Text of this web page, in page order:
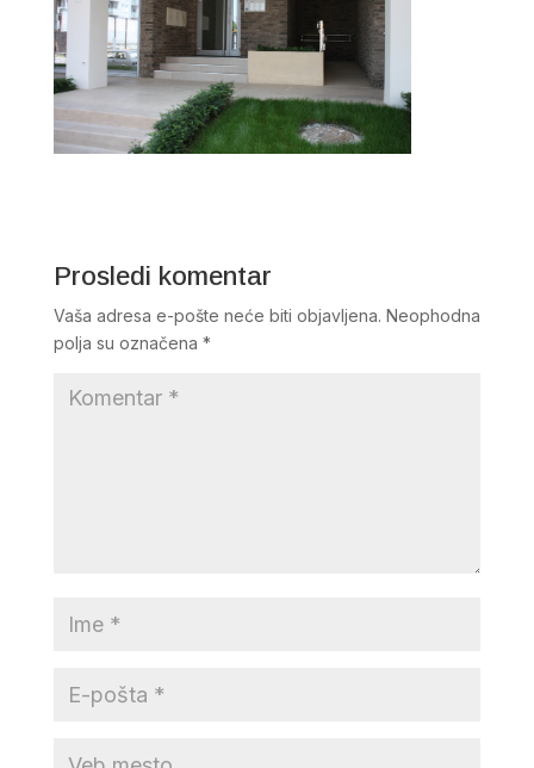
Prosledi komentar
Vaša adresa e-pošte neće biti objavljena. Neophodna
polja su označena *